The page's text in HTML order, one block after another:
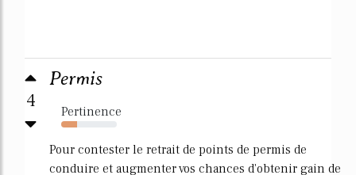
4
Permis
Pertinence
28%
Pour contester le retrait de points de permis de
conduire et augmenter vos chances d'obtenir gain de